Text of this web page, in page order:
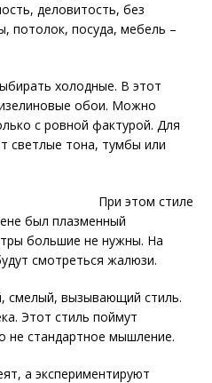
деловитость, без
потолок, посуда, мебель –
холодные. В этот
обои. Можно
с ровной фактурой. Для
светлые тона, тумбы или
При этом стиле
был плазменный
большие не нужны. На
смотреться жалюзи.
смелый, вызывающий стиль.
Этот стиль поймут
не стандартное мышление.
а экспериментируют